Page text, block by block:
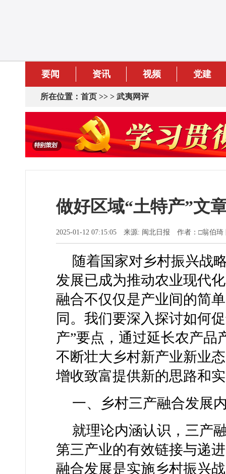
要闻 资讯 视频 党建
所在位置： 首页 >> > 武夷网评
做好区域“土特产”文
2025-01-12 07:15:05 来源: 闽北日报 作者：□翁伯琦
随着国家对乡村振兴战
发展已成为推动农业现代
融合不仅仅是产业间的简
同。我们要深入探讨如何
产”要点，通过延长农产品
不断壮大乡村新产业新业
增收致富提供新的思路和
一、乡村三产融合发展
就理论内涵认识，三产
第三产业的有效链接与递
融合发展是实施乡村振兴